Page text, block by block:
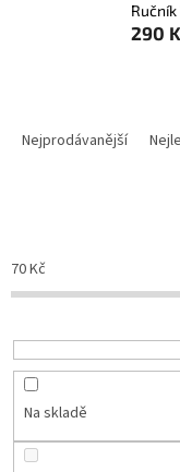
290
p
r
o
u
k
Nejprodávanější
70Kč
Na skladě